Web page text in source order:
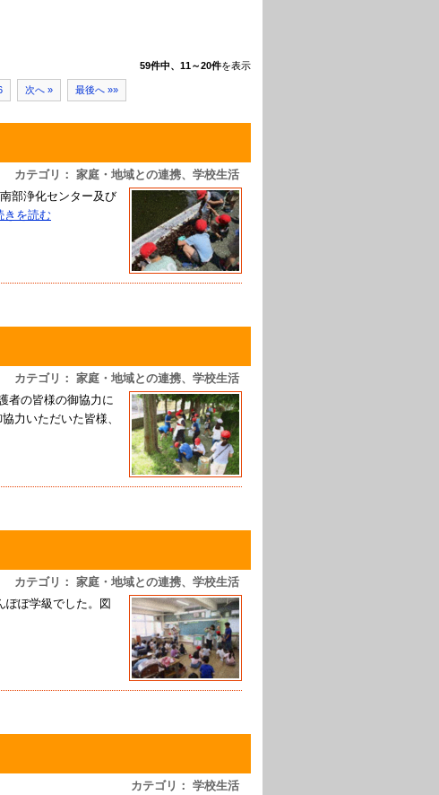
59件中、11～20件を表示
次へ » 最後へ »»
カテゴリ： 家庭・地域との連携、学校生活
部浄化センター及び
きを読む
カテゴリ： 家庭・地域との連携、学校生活
者の皆様の御協力に
力いただいた皆様、
カテゴリ： 家庭・地域との連携、学校生活
ぽぽ学級でした。図
カテゴリ： 学校生活